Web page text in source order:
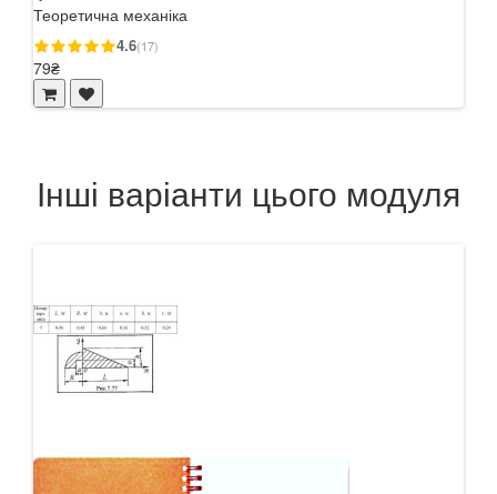
Теоретична механіка
4.6(17)
79₴
Інші варіанти цього модуля